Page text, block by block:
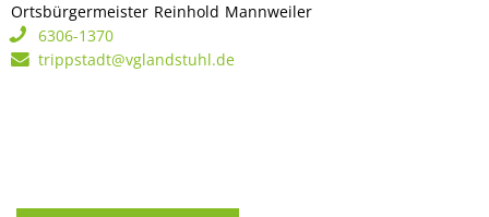
Ortsbürgermeister Reinhold Mannweiler
6306-1370
trippstadt@vglandstuhl.de